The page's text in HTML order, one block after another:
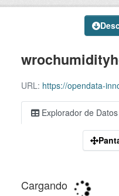
URL: https://opendata-innova.vlci.valencia.es/
Explorador de Datos